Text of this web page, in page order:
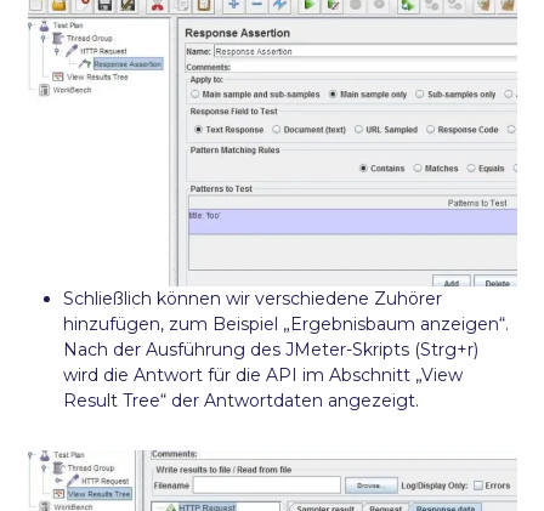
Schließlich können wir verschiedene Zuhörer
hinzufügen, zum Beispiel „Ergebnisbaum anzeigen“.
Nach der Ausführung des JMeter-Skripts (Strg+r)
wird die Antwort für die API im Abschnitt „View
Result Tree“ der Antwortdaten angezeigt.